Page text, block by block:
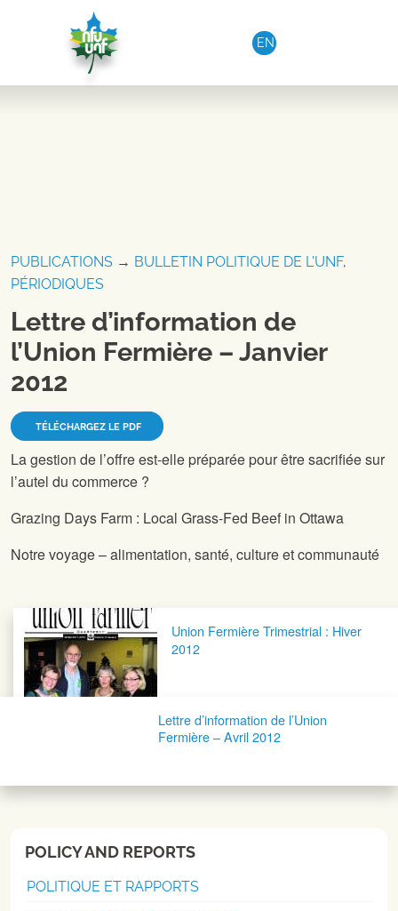
Aller au contenu
EN
PUBLICATIONS → BULLETIN POLITIQUE DE L'UNF,
PÉRIODIQUES
Lettre d’information de
l’Union Fermière – Janvier
2012
TÉLÉCHARGEZ LE PDF
La gestion de l’offre est-elle préparée pour être sacrifiée sur
l’autel du commerce ?
Grazing Days Farm : Local Grass-Fed Beef in Ottawa
Notre voyage – alimentation, santé, culture et communauté
Navigation postaleUnion Fermière Trimestrial : Hiver
2012
Lettre d’information de l’Union
Fermière – Avril 2012
POLICY AND REPORTS
POLITIQUE ET RAPPORTS